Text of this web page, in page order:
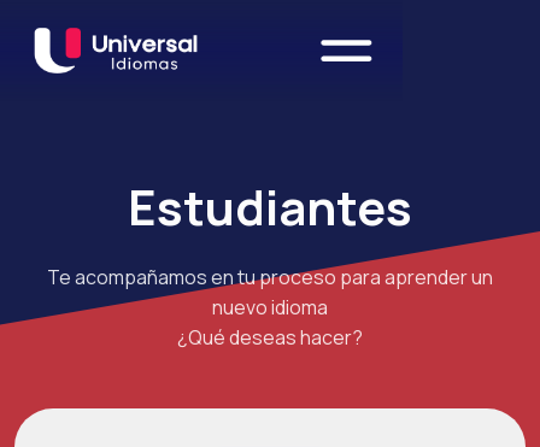
Estudiantes
Te acompañamos en tu proceso para aprender un
nuevo idioma
¿Qué deseas hacer?